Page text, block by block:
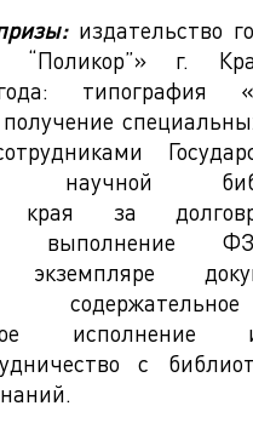
издательство
“Поликор”» г.
типография
научной
края за
выполнение
экземпляре
исполнение
с